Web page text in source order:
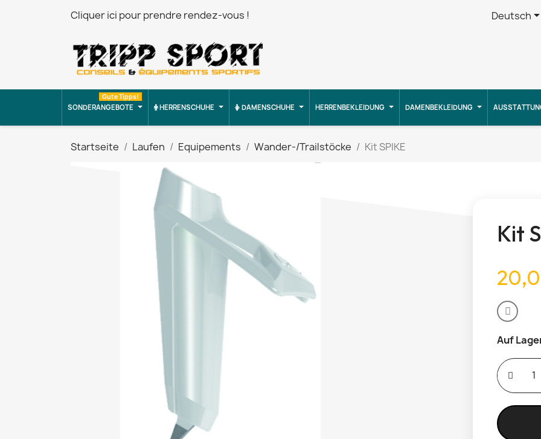
Cliquer ici pour prendre rendez-vous ! Deutsch
SONDERANGEBOTE
Gute Tipps!
HERRENSCHUHE DAMENSCHUHE HERRENBEKLEIDUNG DAMENBEKLEIDUNG
Startseite Laufen Equipements Wander-/Trailstöcke Kit SPIKE
Kit
Auf